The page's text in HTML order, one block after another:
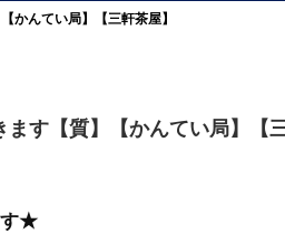
かんてい局】【三軒茶屋】
ます【質】【かんてい局】【
す★